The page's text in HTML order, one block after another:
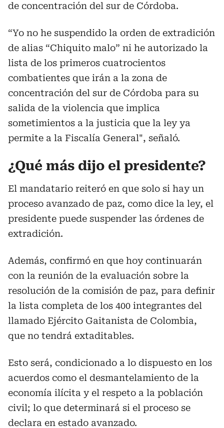
de concentración del sur de Córdoba.
“Yo no he suspendido la orden de extradición
de alias “Chiquito malo” ni he autorizado la
lista de los primeros cuatrocientos
combatientes que irán a la zona de
concentración del sur de Córdoba para su
salida de la violencia que implica
sometimientos a la justicia que la ley ya
permite a la Fiscalía General", señaló.
¿Qué más dijo el presidente?
El mandatario reiteró en que solo si hay un
proceso avanzado de paz, como dice la ley, el
presidente puede suspender las órdenes de
extradición.
Además, confirmó en que hoy continuarán
con la reunión de la evaluación sobre la
resolución de la comisión de paz, para definir
la lista completa de los 400 integrantes del
llamado Ejército Gaitanista de Colombia,
que no tendrá extaditables.
Esto será, condicionado a lo dispuesto en los
acuerdos como el desmantelamiento de la
economía ilícita y el respeto a la población
civil; lo que determinará si el proceso se
declara en estado avanzado.